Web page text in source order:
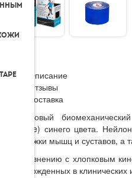
Описание
Отзывы
Доставка
Нейлоновый
(BBTape) синего цвета.
поддержки мышц и суставов, а
По сравнению с хлопковым
подтвержденных в